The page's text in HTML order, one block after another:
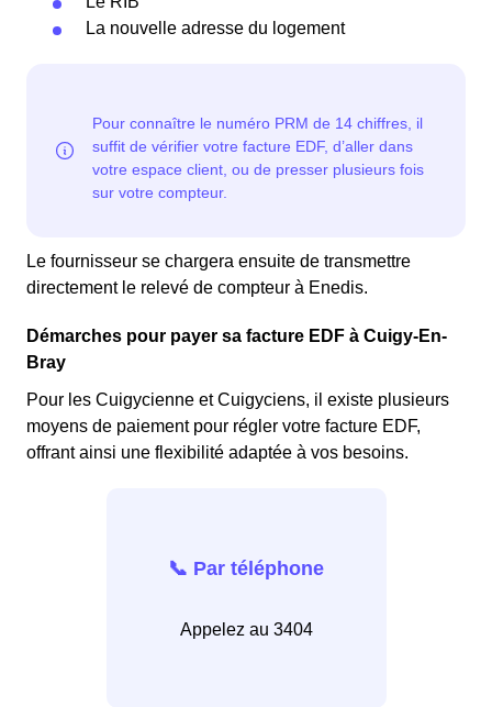
La nouvelle adresse du logement
Le fournisseur se chargera ensuite de transmettre
directement le relevé de compteur à Enedis.
Démarches pour payer sa facture EDF à Cuigy-En-
Bray
Pour les Cuigycienne et Cuigyciens, il existe plusieurs
moyens de paiement pour régler votre facture EDF,
offrant ainsi une flexibilité adaptée à vos besoins.
📞 Par téléphone
Appelez au 3404